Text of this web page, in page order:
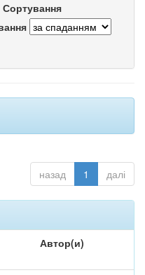
Сортування
назад 1 далі
Автор(и)